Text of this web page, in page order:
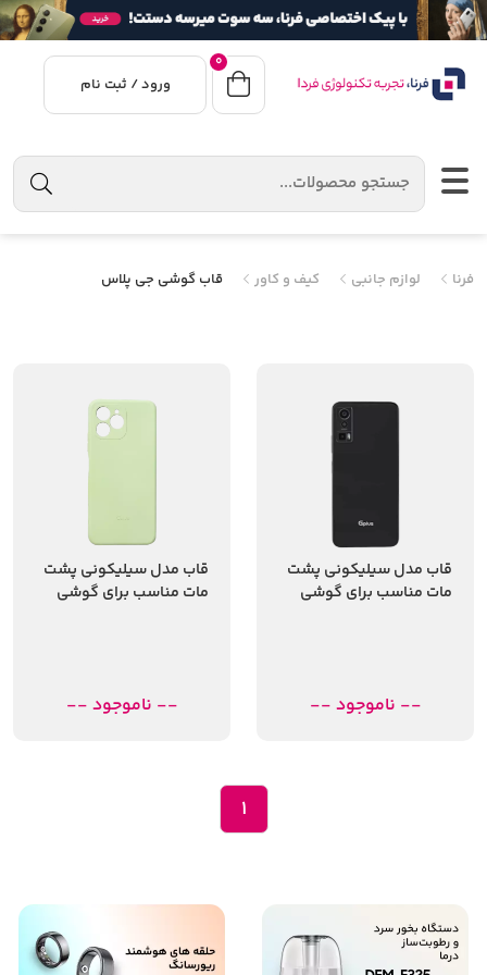
0
ورود / ثبت نام
فرنا لوازم جانبی کیف و کاور قاب گوشی جی پلاس
قاب مدل سیلیکونی پشت
مات مناسب برای گوشی
-- ناموجود --
قاب مدل سیلیکونی پشت
مات مناسب برای گوشی
-- ناموجود --
1